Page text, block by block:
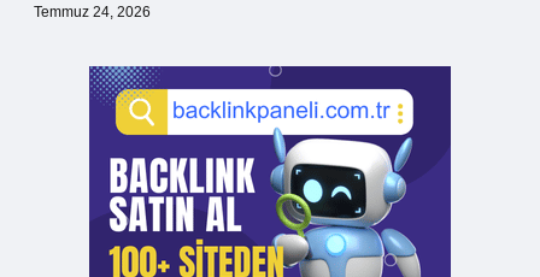
Temmuz 24, 2026